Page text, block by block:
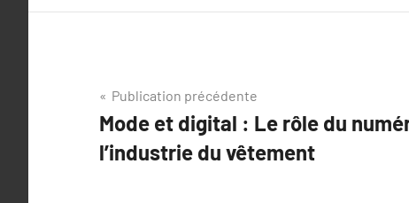
Navigation
de
l’article
Publication précédente
Mode et digital : Le rôle du
l’industrie du vêtement